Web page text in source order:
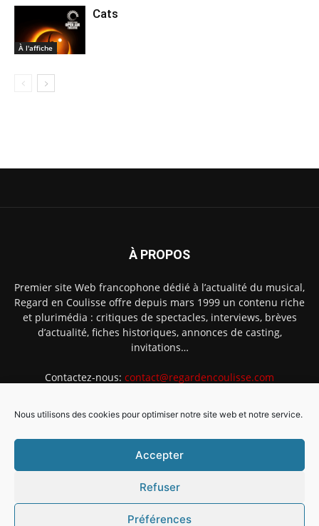
Nous utilisons des cookies pour optimiser notre site web et notre service.
Accepter
Refuser
Préférences
À l'affiche
Cats
À PROPOS
Premier site Web francophone dédié à l’actualité du musical,
Regard en Coulisse offre depuis mars 1999 un contenu riche
et plurimédia : critiques de spectacles, interviews, brèves
d’actualité, fiches historiques, annonces de casting,
invitations…
Contactez-nous: contact@regardencoulisse.com